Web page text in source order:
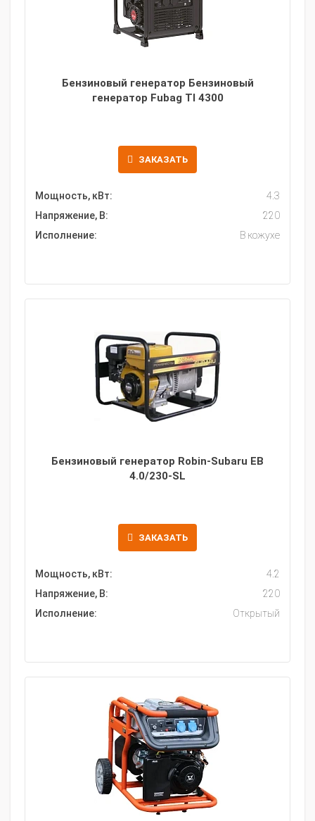
Бензиновый генератор Бензиновый
генератор Fubag TI 4300
ЗАКАЗАТЬ
Мощность, кВт:
4.3
Напряжение, В:
220
Исполнение:
В кожухе
Бензиновый генератор Robin-Subaru EB
4.0/230-SL
ЗАКАЗАТЬ
Мощность, кВт:
4.2
Напряжение, В:
220
Исполнение:
Открытый